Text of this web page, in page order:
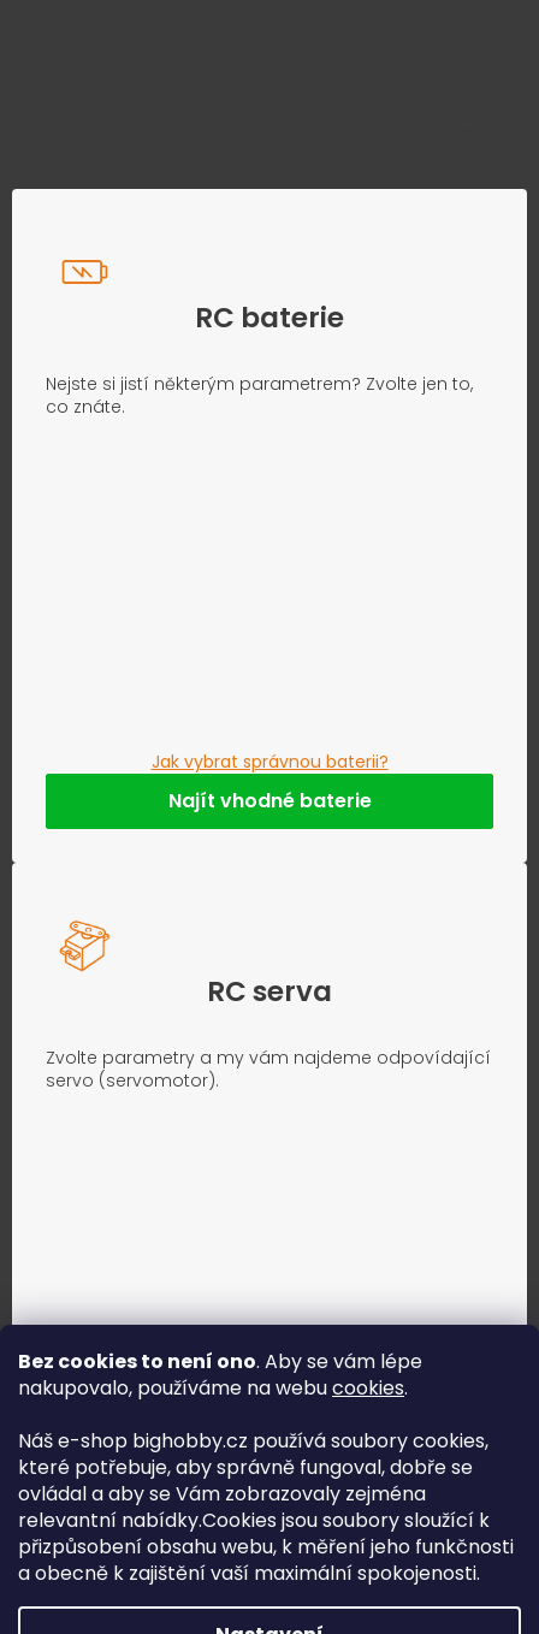
Bez cookies to není ono. Aby se vám lépe
nakupovalo, používáme na webucookies.
Náš e-shop bighobby.cz používá soubory cookies,
které potřebuje, aby správně fungoval, dobře se
ovládal a aby se Vám zobrazovaly zejména
relevantní nabídky.Cookies jsou soubory sloužící k
přizpůsobení obsahu webu, k měření jeho funkčnosti
a obecně k zajištění vaší maximální spokojenosti.
RC baterie
Nejste si jistí některým parametrem? Zvolte jen to,
co znáte.
Jak vybrat správnou baterii?
Najít vhodné baterie
RC serva
Zvolte parametry a my vám najdeme odpovídající
servo (servomotor).
Jak vybrat správné servo?
Najít správné servo